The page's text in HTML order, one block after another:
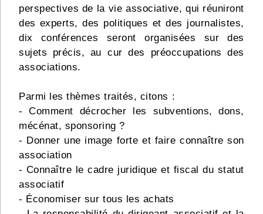
perspectives de la vie associative, qui réuniront
des experts, des politiques et des journalistes,
dix conférences seront organisées sur des
sujets précis, au cur des préoccupations des
associations.
Parmi les thèmes traités, citons :
- Comment décrocher les subventions, dons,
mécénat, sponsoring ?
- Donner une image forte et faire connaître son
association
- Connaître le cadre juridique et fiscal du statut
associatif
- Économiser sur tous les achats